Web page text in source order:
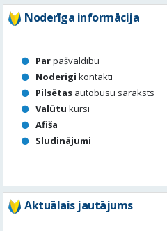
Noderīga informācija
Parpašvaldību
Noderīgi kontakti
Pilsētas autobusu saraksts
Valūtu kursi
Afiša
Sludinājumi
Aktuālais jautājums